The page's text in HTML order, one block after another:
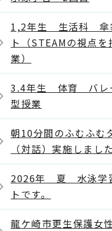
1,2年生 生活科 傘
ト（STEAMの視点を
業）
3.4年生 体育 バレ
型授業
朝10分間のふむふむ
（対話）実施しました
2026年 夏 水泳学
トです。
龍ケ崎市更生保護女